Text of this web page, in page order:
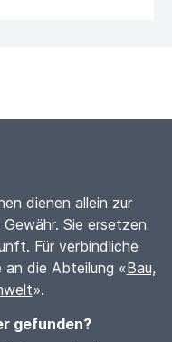
dienen allein zur
Sie ersetzen
Für verbindliche
die Abteilung «Bau,
».
gefunden?